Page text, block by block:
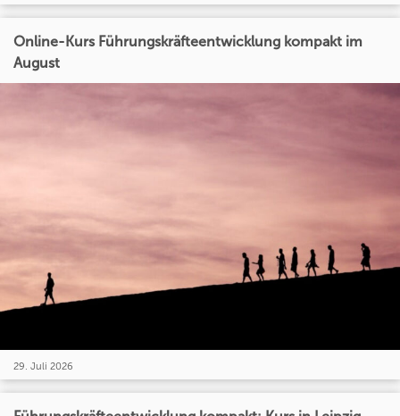
Online-Kurs Führungskräfteentwicklung kompakt im
August
29. Juli 2026